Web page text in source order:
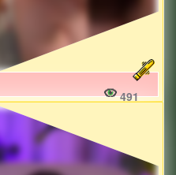
491